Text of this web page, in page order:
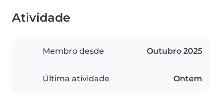
Atividade
Membro desde Outubro 2025
Última atividade Ontem